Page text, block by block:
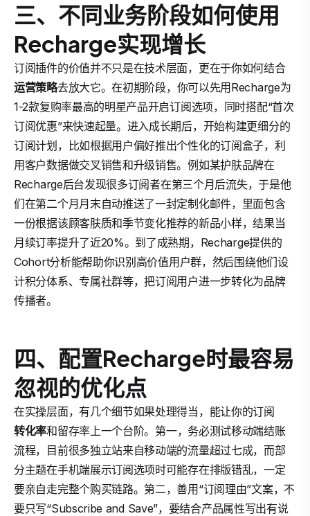
三、不同业务阶段如何使用
Recharge实现增长
订阅插件的价值并不只是在技术层面，更在于你如何结合
运营策略去放大它。在初期阶段，你可以先用Recharge为
1-2款复购率最高的明星产品开启订阅选项，同时搭配“首次
订阅优惠”来快速起量。进入成长期后，开始构建更细分的
订阅计划，比如根据用户偏好推出个性化的订阅盒子，利
用客户数据做交叉销售和升级销售。例如某护肤品牌在
Recharge后台发现很多订阅者在第三个月后流失，于是他
们在第二个月月末自动推送了一封定制化邮件，里面包含
一份根据该顾客肤质和季节变化推荐的新品小样，结果当
月续订率提升了近20%。到了成熟期，Recharge提供的
Cohort分析能帮助你识别高价值用户群，然后围绕他们设
计积分体系、专属社群等，把订阅用户进一步转化为品牌
传播者。
四、配置Recharge时最容易
忽视的优化点
在实操层面，有几个细节如果处理得当，能让你的订阅
转化率和留存率上一个台阶。第一，务必测试移动端结账
流程，目前很多独立站来自移动端的流量超过七成，而部
分主题在手机端展示订阅选项时可能存在排版错乱，一定
要亲自走完整个购买链路。第二，善用“订阅理由”文案，不
要只写“Subscribe and Save”，要结合产品属性写出有说